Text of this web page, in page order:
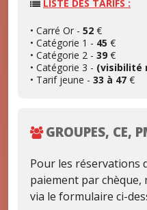
LISTE DES TARIFS :
• Carré Or - 52 €
• Catégorie 1 - 45 €
• Catégorie 2 - 39 €
• Catégorie 3 - (visibilité
• Tarif jeune - 33 à 47 €
GROUPES, CE,
Pour les réservations
paiement par chèque,
via le formulaire ci-